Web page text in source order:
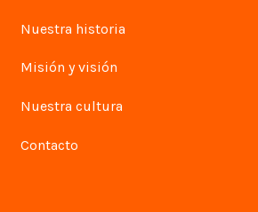
Nuestra historia
Misión y visión
Nuestra cultura
Contacto